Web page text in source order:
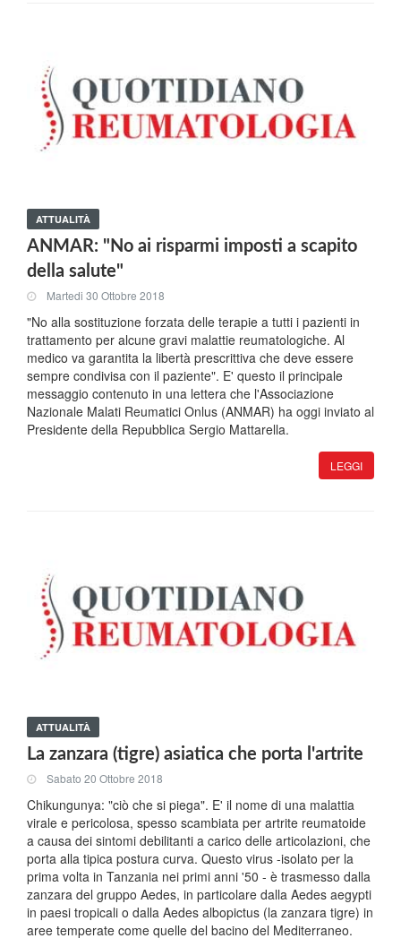
ATTUALITÀ
ANMAR: "No ai risparmi imposti a scapito
della salute"
Martedi 30 Ottobre 2018
"No alla sostituzione forzata delle terapie a tutti i pazienti in
trattamento per alcune gravi malattie reumatologiche. Al
medico va garantita la libertà prescrittiva che deve essere
sempre condivisa con il paziente". E' questo il principale
messaggio contenuto in una lettera che l'Associazione
Nazionale Malati Reumatici Onlus (ANMAR) ha oggi inviato al
Presidente della Repubblica Sergio Mattarella.
LEGGI
ATTUALITÀ
La zanzara (tigre) asiatica che porta l'artrite
Sabato 20 Ottobre 2018
Chikungunya: "ciò che si piega". E' il nome di una malattia
virale e pericolosa, spesso scambiata per artrite reumatoide
a causa dei sintomi debilitanti a carico delle articolazioni, che
porta alla tipica postura curva. Questo virus -isolato per la
prima volta in Tanzania nei primi anni '50 - è trasmesso dalla
zanzara del gruppo Aedes, in particolare dalla Aedes aegypti
in paesi tropicali o dalla Aedes albopictus (la zanzara tigre) in
aree temperate come quelle del bacino del Mediterraneo.